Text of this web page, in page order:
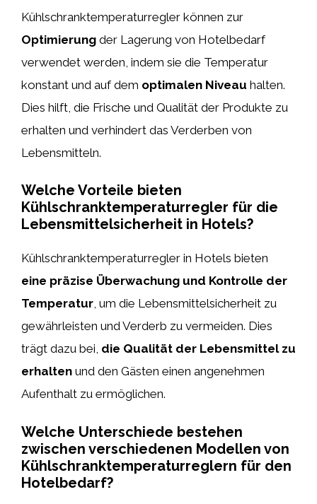
Kühlschranktemperaturregler können zur
Optimierung der Lagerung von Hotelbedarf
verwendet werden, indem sie die Temperatur
konstant und auf dem optimalen Niveau halten.
Dies hilft, die Frische und Qualität der Produkte zu
erhalten und verhindert das Verderben von
Lebensmitteln.
Welche Vorteile bieten
Kühlschranktemperaturregler für die
Lebensmittelsicherheit in Hotels?
Kühlschranktemperaturregler in Hotels bieten
eine präzise Überwachung und Kontrolle der
Temperatur, um die Lebensmittelsicherheit zu
gewährleisten und Verderb zu vermeiden. Dies
trägt dazu bei, die Qualität der Lebensmittel zu
erhalten und den Gästen einen angenehmen
Aufenthalt zu ermöglichen.
Welche Unterschiede bestehen
zwischen verschiedenen Modellen von
Kühlschranktemperaturreglern für den
Hotelbedarf?